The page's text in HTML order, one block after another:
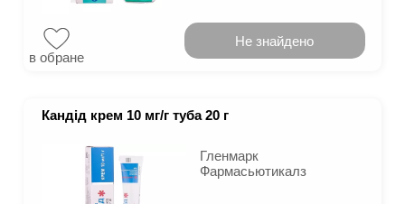
в обране
Не знайдено
Кандід крем 10 мг/г туба 20 г
Гленмарк
Фармасьютикалз